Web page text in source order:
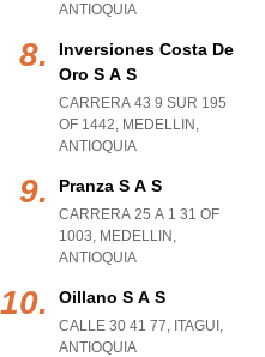
ANTIOQUIA
Inversiones Costa De
Oro S A S
CARRERA 43 9 SUR 195
OF 1442, MEDELLIN ,
ANTIOQUIA
Pranza S A S
CARRERA 25 A 1 31 OF
1003, MEDELLIN ,
ANTIOQUIA
Oillano S A S
CALLE 30 41 77, ITAGUI ,
ANTIOQUIA